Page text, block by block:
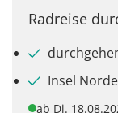
Radreise
Insel
ab Di.